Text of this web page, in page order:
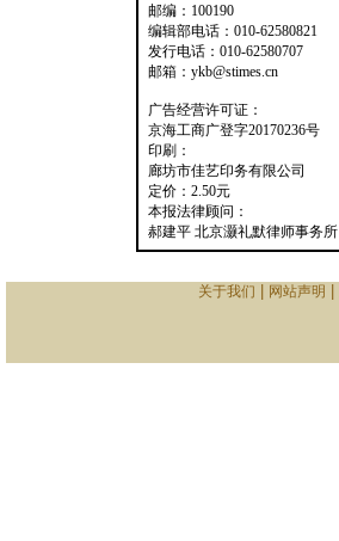
邮编：100190
编辑部电话：010-62580821
发行电话：010-62580707
邮箱：ykb@stimes.cn
广告经营许可证：
京海工商广登字20170236号
印刷：
廊坊市佳艺印务有限公司
定价：2.50元
本报法律顾问：
郝建平 北京灏礼默律师事务所
关于我们 网站声明